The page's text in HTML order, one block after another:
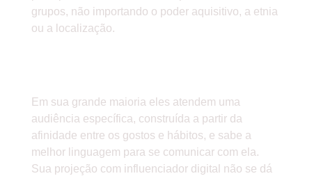
grupos, não importando o poder aquisitivo, a etnia
ou a localização.
Em sua grande maioria eles atendem uma
audiência específica, construída a partir da
afinidade entre os gostos e hábitos, e sabe a
melhor linguagem para se comunicar com ela.
Sua projeção com influenciador digital não se dá